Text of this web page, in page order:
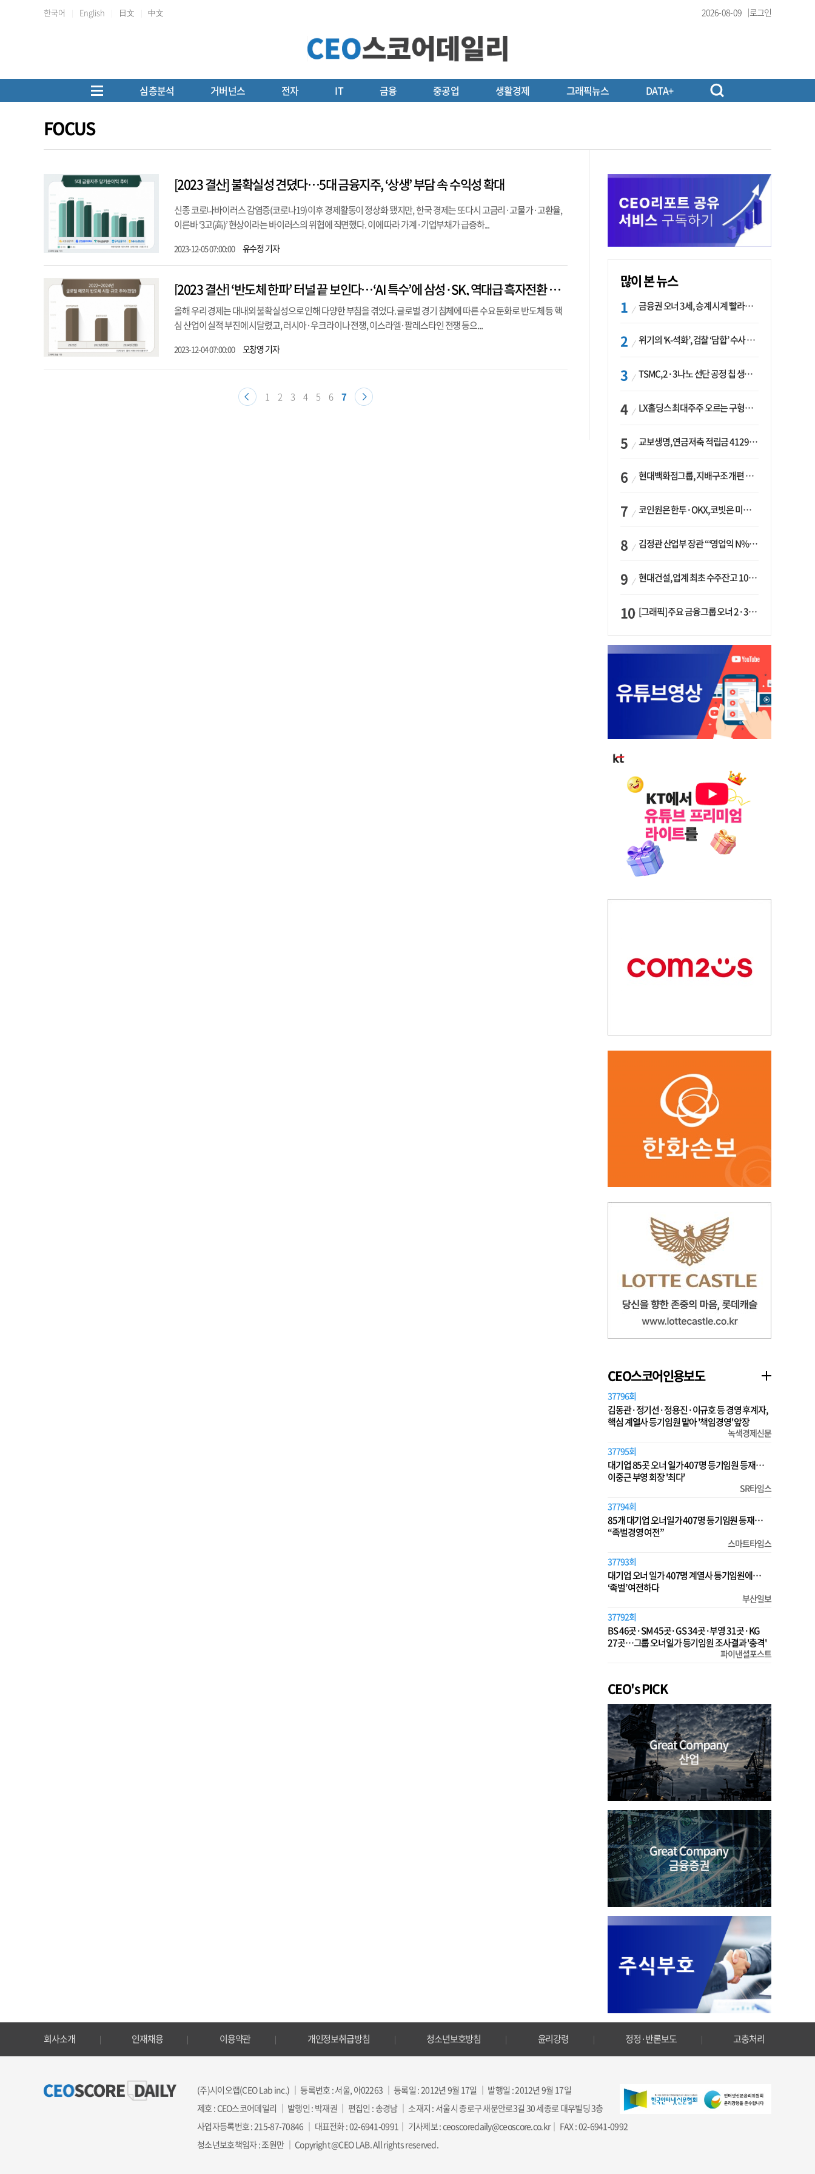
한국어 English 日文 中文 2026-08-09 로그인
심층분석 거버넌스 전자 IT 금융 중공업 생활경제 그래픽뉴스 DATA+
FOCUS
[2023 결산] 불확실성 견뎠다…5대 금융지주, ‘상생’ 부담 속 수익성 확대
신종 코로나바이러스 감염증(코로나19) 이후 경제활동이 정상화 됐지만, 한국 경제는 또다시 고금리·고물가·고환율,
이른바 ‘3고(高)’ 현상이라는 바이러스의 위협에 직면했다. 이에 따라 가계·기업부채가 급증하...
2023-12-05 07:00:00 유수정 기자
[2023 결산] ‘반도체 한파’ 터널 끝 보인다…‘AI 특수’에 삼성·SK, 역대급 흑자전환 기대
올해 우리 경제는 대내외 불확실성으로 인해 다양한 부침을 겪었다. 글로벌 경기 침체에 따른 수요 둔화로 반도체 등 핵
심 산업이 실적 부진에 시달렸고, 러시아·우크라이나 전쟁, 이스라엘·팔레스타인 전쟁 등으...
2023-12-04 07:00:00 오창영 기자
1 2 3 4 5 6 7
많이 본 뉴스
금융권 오너 3세, 승계 시계 빨라지나…한국투자 ‘속도’·미래에셋·메리츠는 ‘거리두기’
위기의 ‘K-석화’, 검찰 ‘담합’ 수사 착수…“LG·한화·롯데 등 7개 업체, 8개 제품 가격 담합”
TSMC, 2·3나노 선단 공정 칩 생산 가속화…삼성, 파운드리 확장 변수 맞나
LX홀딩스 최대주주 오르는 구형모 사장…계열사 실적 개선 ‘과제’
교보생명, 연금저축 적립금 4129억 증가 ‘1위’…KB라이프는 최대 감소율
현대백화점그룹, 지배구조 개편 작업…지주사 행위제한 요건 해소
코인원은 한투·OKX, 코빗은 미래에셋…중소 거래소 ‘금융 동맹’ 승부수
김정관 산업부 장관 “‘영업익 N% 성과급’ 지급 반대…주주·투자자 이익 반해”
현대건설, 업계 최초 수주잔고 100조 돌파…하반기 ‘원전’ 수주 드라이브
[그래픽] 주요 금융그룹 오너 2·3세 현황
CEO스코어인용보도
37796회
김동관·정기선·정용진·이규호 등 경영 후계자,
핵심 계열사 등기임원 맡아 '책임경영' 앞장
녹색경제신문
37795회
대기업 85곳 오너 일가 407명 등기임원 등재…
이중근 부영 회장 '최다'
SR타임스
37794회
85개 대기업 오너일가 407명 등기임원 등재…
“족벌경영 여전”
스마트타임스
37793회
대기업 오너 일가 407명 계열사 등기임원에…
‘족벌’ 여전하다
부산일보
37792회
BS 46곳·SM 45곳·GS 34곳·부영 31곳·KG
27곳…그룹 오너일가 등기임원 조사결과 '충격'
파이낸셜포스트
CEO's PICK
회사소개 인재채용 이용약관 개인정보취급방침 청소년보호방침 윤리강령 정정·반론보도 고충처리
(주)시이오랩(CEO Lab inc.) ｜ 등록번호 : 서울, 아02263 ｜ 등록일 : 2012년 9월 17일 ｜ 발행일 : 2012년 9월 17일
제호 : CEO스코어데일리 ｜ 발행인 : 박재권 ｜ 편집인 : 송경남 ｜ 소재지 : 서울시 종로구 새문안로3길 30 세종로 대우빌딩 3층
사업자등록번호 : 215-87-70846 ｜ 대표전화 : 02-6941-0991｜ 기사제보 : ceoscoredaily@ceoscore.co.kr｜ FAX : 02-6941-0992
청소년보호책임자 : 조원만 ｜ Copyright @CEO LAB. All rights reserved.